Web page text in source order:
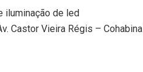
iluminação de led
Castor Vieira Régis – Cohabinal